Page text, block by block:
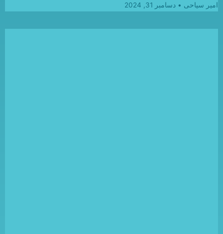
امیر سیاحی
دسامبر 31, 2024